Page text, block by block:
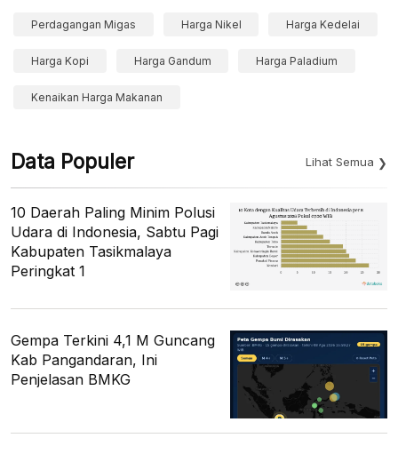
Perdagangan Migas Harga Nikel Harga Kedelai
Harga Kopi Harga Gandum Harga Paladium
Kenaikan Harga Makanan
Data Populer Lihat Semua
10 Daerah Paling Minim Polusi
Udara di Indonesia, Sabtu Pagi
Kabupaten Tasikmalaya
Peringkat 1
Gempa Terkini 4,1 M Guncang
Kab Pangandaran, Ini
Penjelasan BMKG